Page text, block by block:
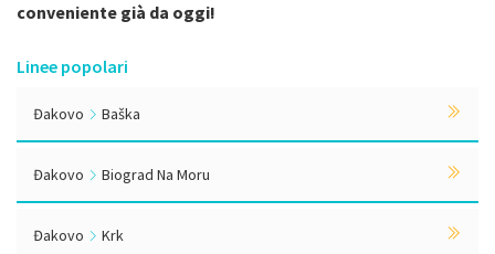
conveniente già da oggi!
Linee popolari
Đakovo Baška
Đakovo Biograd Na Moru
Đakovo Krk